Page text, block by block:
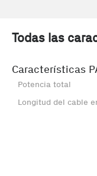
Todas las
Características
Potencia total
Longitud del cable